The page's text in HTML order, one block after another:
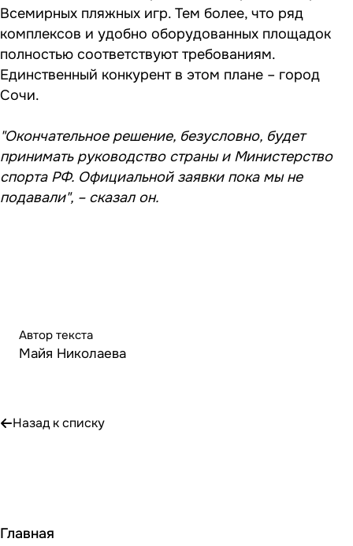
Всемирных пляжных игр. Тем более, что ряд
комплексов и удобно оборудованных площадок
полностью соответствуют требованиям.
Единственный конкурент в этом плане – город
Сочи.
"Окончательное решение, безусловно, будет
принимать руководство страны и Министерство
спорта РФ. Официальной заявки пока мы не
подавали", – сказал он.
Автор текста
Майя Николаева
Назад к списку
Главная